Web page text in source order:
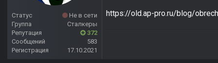
Статус
Не в сети
Группа
Сталкеры
Репутация
372
Сообщений
583
Регистрация
17.10.2021
https://old.ap-pro.ru/blog/